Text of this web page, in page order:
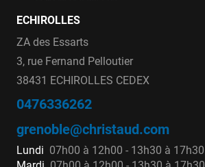
ECHIROLLES
ZA des Essarts
3, rue Fernand Pelloutier
38431 ECHIROLLES CEDEX
0476336262
grenoble@christaud.com
Lundi 07h00 à 12h00 - 13h30 à 17h30